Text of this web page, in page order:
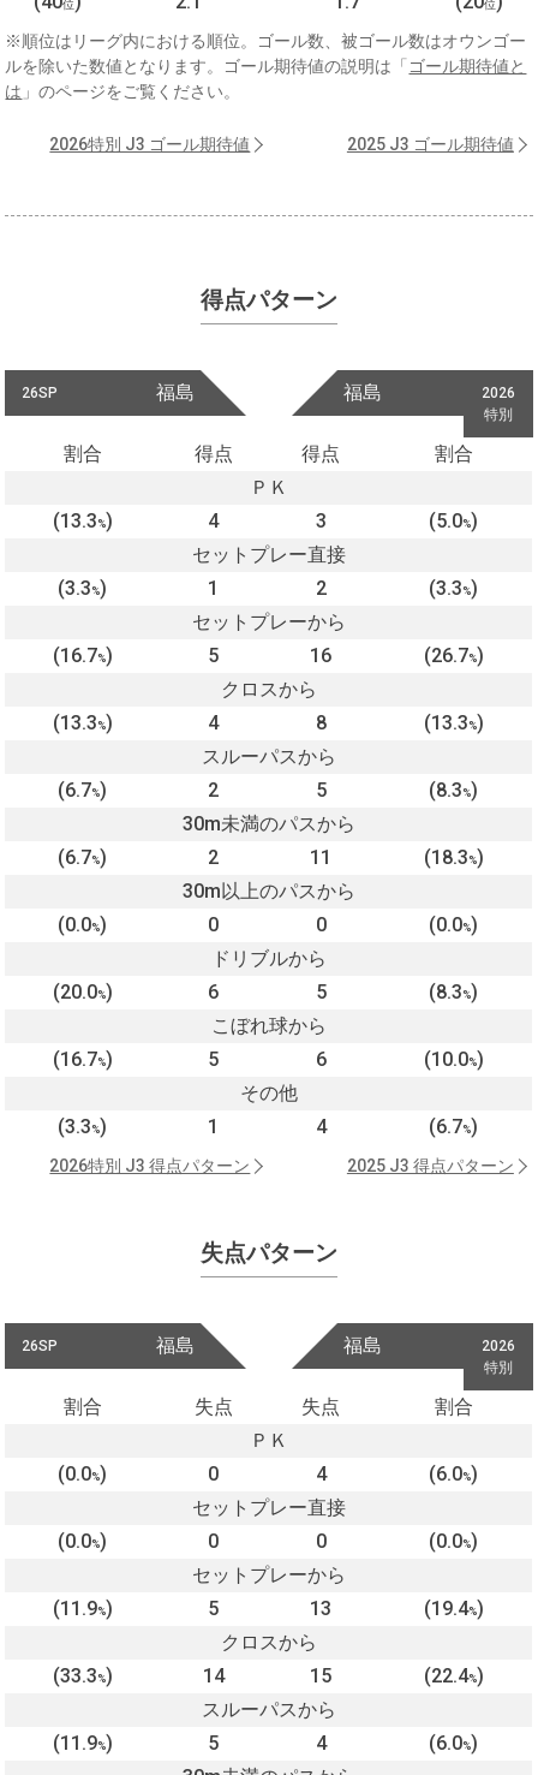
位 位
※順位はリーグ内における順位。ゴール数、被ゴール数はオウンゴー
ルを除いた数値となります。ゴール期待値の説明は「 ゴール期待値と
は 」のページをご覧ください。
2026特別 J3 ゴール期待値 2025 J3 ゴール期待値
得点パターン
26SP 福島
2026
特別
福島
割合 得点 得点
割合
ＰＫ
(13.3%) 4 3 (5.0%)
セットプレー直接
(3.3%) 1 2 (3.3%)
セットプレーから
(16.7%) 5 16 (26.7%)
クロスから
(13.3%) 4 8 (13.3%)
スルーパスから
(6.7%) 2 5 (8.3%)
30m未満のパスから
(6.7%) 2 11 (18.3%)
30m以上のパスから
(0.0%) 0 0 (0.0%)
ドリブルから
(20.0%) 6 5 (8.3%)
こぼれ球から
(16.7%) 5 6 (10.0%)
その他
(3.3%) 1 4 (6.7%)
2026特別 J3 得点パターン 2025 J3 得点パターン
失点パターン
26SP 福島
2026
特別
福島
割合 失点 失点
割合
ＰＫ
(0.0%) 0 4 (6.0%)
セットプレー直接
(0.0%) 0 0 (0.0%)
セットプレーから
(11.9%) 5 13 (19.4%)
クロスから
(33.3%) 14 15 (22.4%)
スルーパスから
(11.9%) 5 4 (6.0%)